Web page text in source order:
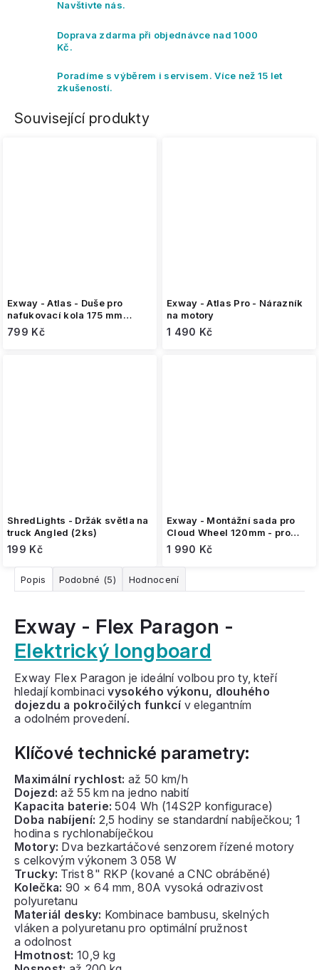
Navštivte nás.
Doprava zdarma při objednávce nad 1000
Kč.
Poradíme s výběrem i servisem. Více než 15 let
zkušeností.
Související produkty
Exway - Atlas - Duše pro
nafukovací kola 175 mm
(sada 2ks)
799 Kč
Exway - Atlas Pro - Nárazník
na motory
1 490 Kč
ShredLights - Držák světla na
truck Angled (2ks)
199 Kč
Exway - Montážní sada pro
Cloud Wheel 120mm - pro
Atlas 2WD 44T
1 990 Kč
Popis Podobné (5) Hodnocení
Exway - Flex Paragon -
Elektrický longboard
Exway Flex Paragon je ideální volbou pro ty, kteří
hledají kombinacivysokého výkonu, dlouhého
dojezdu a pokročilých funkcí v elegantním
a odolném provedení.
Klíčové technické parametry:
Maximální rychlost: až 50 km/h
Dojezd: až 55 km na jedno nabití
Kapacita baterie: 504 Wh (14S2P konfigurace)
Doba nabíjení: 2,5 hodiny se standardní nabíječkou; 1
hodina s rychlonabíječkou
Motory: Dva bezkartáčové senzorem řízené motory
s celkovým výkonem 3 058 W
Trucky: Trist 8" RKP (kované a CNC obráběné)
Kolečka: 90 × 64 mm, 80A vysoká odrazivost
polyuretanu
Materiál desky: Kombinace bambusu, skelných
vláken a polyuretanu pro optimální pružnost
a odolnost
Hmotnost: 10,9 kg